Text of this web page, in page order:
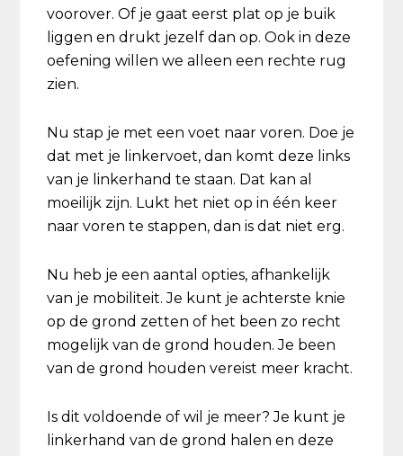
voorover. Of je gaat eerst plat op je buik
liggen en drukt jezelf dan op. Ook in deze
oefening willen we alleen een rechte rug
zien.
Nu stap je met een voet naar voren. Doe je
dat met je linkervoet, dan komt deze links
van je linkerhand te staan. Dat kan al
moeilijk zijn. Lukt het niet op in één keer
naar voren te stappen, dan is dat niet erg.
Nu heb je een aantal opties, afhankelijk
van je mobiliteit. Je kunt je achterste knie
op de grond zetten of het been zo recht
mogelijk van de grond houden. Je been
van de grond houden vereist meer kracht.
Is dit voldoende of wil je meer? Je kunt je
linkerhand van de grond halen en deze